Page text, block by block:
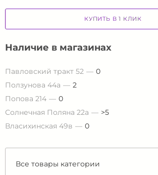
КУПИТЬ В 1 КЛИК
Наличие в магазинах
Павловский тракт 52
0
Ползунова 44а
2
Попова 214
0
Солнечная Поляна 22а
>5
Власихинская 49в
0
Все товары категории